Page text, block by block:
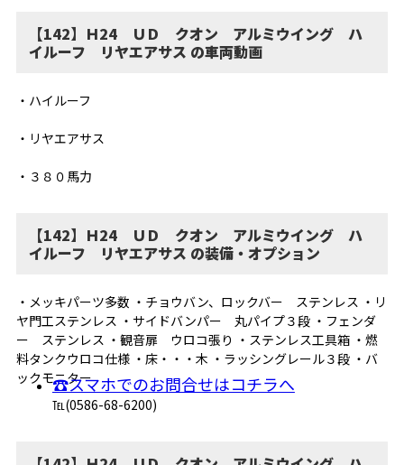
【142】Ｈ24 ＵＤ クオン アルミウイング ハ
イルーフ リヤエアサス の車両動画
・ハイルーフ
・リヤエアサス
・３８０馬力
【142】Ｈ24 ＵＤ クオン アルミウイング ハ
イルーフ リヤエアサス の装備・オプション
・メッキパーツ多数 ・チョウバン、ロックバー ステンレス ・リ
ヤ門工ステンレス ・サイドバンパー 丸パイプ３段 ・フェンダ
ー ステンレス ・観音扉 ウロコ張り ・ステンレス工具箱 ・燃
料タンクウロコ仕様 ・床・・・木 ・ラッシングレール３段 ・バ
ックモニター
☎スマホでのお問合せはコチラへ
℡(0586-68-6200)